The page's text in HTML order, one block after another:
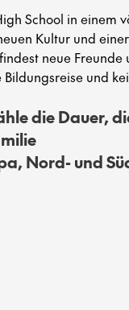
School in einem
Kultur und
neue
und
die Dauer,
Nord- und